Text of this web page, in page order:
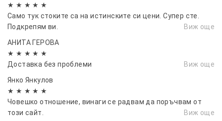
★ ★ ★ ★ ★
Само тук стоките са на истинските си цени. Супер сте.
Подкрепям ви.
Виж още
АНИТА ГЕРОВА
★ ★ ★ ★ ★
Доставка без проблеми
Виж още
Янко Янкулов
★ ★ ★ ★ ★
Човешко отношение, винаги се радвам да поръчвам от
този сайт.
Виж още